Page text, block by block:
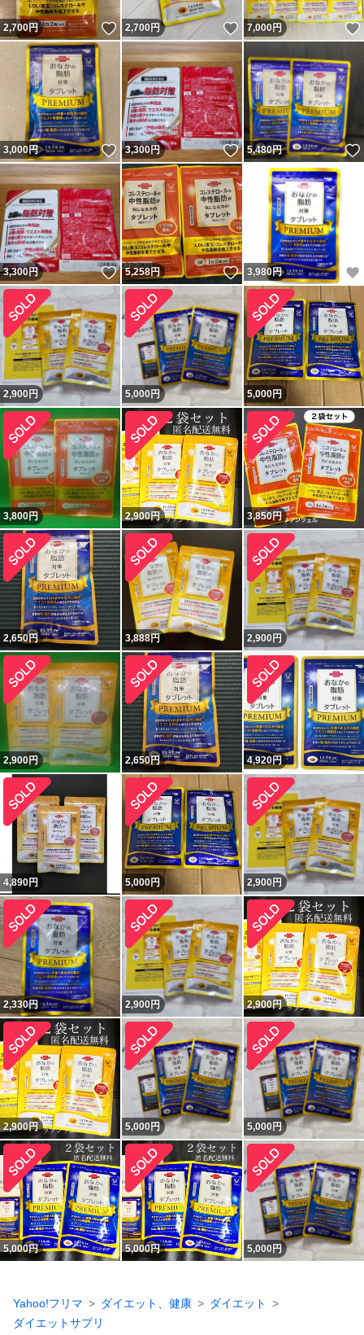
2,700円 いいね！
2,700円 いいね！
7,000円
3,000円 いいね！
3,300円 いいね！
5,480円
3,300円 いいね！
5,258円 いいね！
3,980円
2,900円 5,000円 5,000円
3,800円 2,900円 3,850円
2,650円 3,888円 2,900円
2,900円 2,650円 4,920円
4,890円 5,000円 2,900円
2,330円 2,900円 2,900円
2,900円 5,000円 5,000円
5,000円 5,000円 5,000円
Yahoo!フリマ ダイエット、健康
ダイエット
ダイエットサプリ